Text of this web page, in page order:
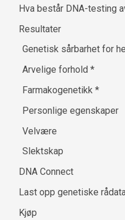
Hva består DNA-testing
Resultater
Genetisk sårbarhet for
Arvelige forhold*
Farmakogenetikk*
Personlige egenskaper
Velvære
Slektskap
DNA Connect
Last opp genetiske
Kjøp